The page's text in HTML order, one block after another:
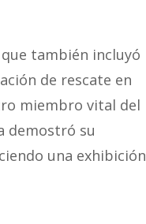
también incluyó
de rescate en
miembro vital del
demostró su
una exhibición